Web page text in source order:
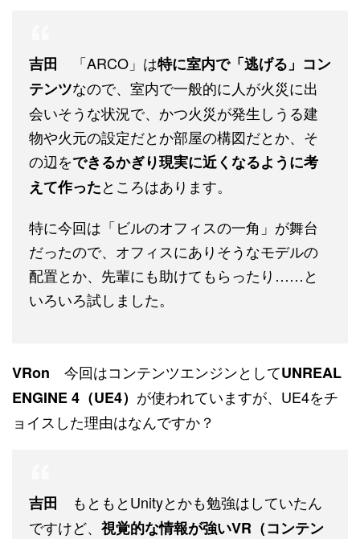
吉田 「ARCO」は特に室内で「逃げる」コン
テンツなので、室内で一般的に人が火災に出
会いそうな状況で、かつ火災が発生しうる建
物や火元の設定だとか部屋の構図だとか、そ
の辺をできるかぎり現実に近くなるように考
えて作ったところはあります。
特に今回は「ビルのオフィスの一角」が舞台
だったので、オフィスにありそうなモデルの
配置とか、先輩にも助けてもらったり……と
いろいろ試しました。
VRon 今回はコンテンツエンジンとしてUNREAL
ENGINE 4（UE4） が使われていますが、UE4をチ
ョイスした理由はなんですか？
吉田 もともとUnityとかも勉強はしていたん
ですけど、 視覚的な情報が強いVR（コンテン